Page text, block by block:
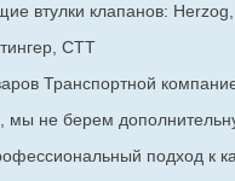
втулки клапанов:
СТТ
Транспортной
не берем
подход к